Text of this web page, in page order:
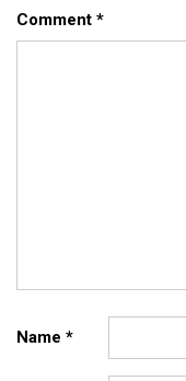
Comment *
Name *